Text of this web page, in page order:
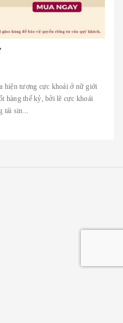
hiện tượng cực khoái ở nữ giới
hàng thế kỷ, bởi lẽ cực khoái
tái sin...